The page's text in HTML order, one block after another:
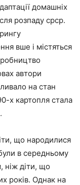
домашніх
розпаду срср.
вше і містяться
автори
на стан
х картопля стала
що народилися
в середньому
ніж діти, що
років. Однак на